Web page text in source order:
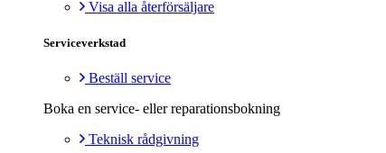
Visa alla återförsäljare
Serviceverkstad
Beställ service
Boka en service- eller reparationsbokning
Teknisk rådgivning